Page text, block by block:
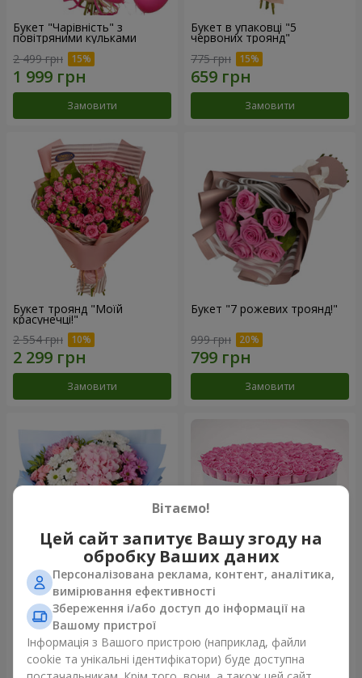
Букет "Чарівність" з
повітряними кульками
2 499 грн
Замовити
Букет в упаковці "5
червоних троянд"
775 грн
Замовити
Букет троянд "Моїй
красунечці!"
2 554 грн
Замовити
Букет "7 рожевих троянд!"
999 грн
Замовити
Романтичний букет
"Небеса"
2 074 грн
Замовити
Квіти в коробці "101 рожева
троянда"
Замовити
Вітаємо!
Цей сайт запитує Вашу згоду на
обробку Ваших даних
Персоналізована реклама, контент, аналітика,
вимірювання ефективності
Збереження і/або доступ до інформації на
Вашому пристрої
Інформація з Вашого пристрою (наприклад, файли
cookie та унікальні ідентифікатори) буде доступна